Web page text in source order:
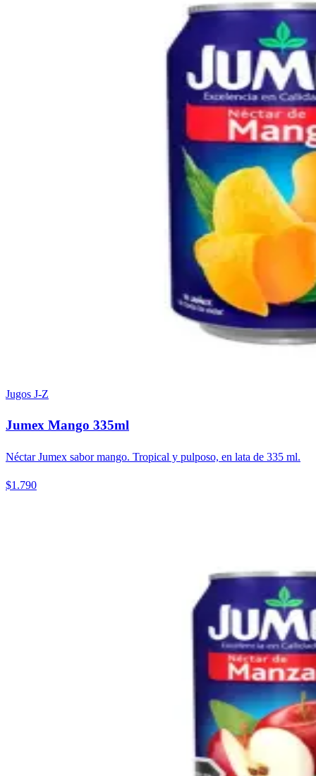
Jugos J-Z
Jumex Mango 335ml
Néctar Jumex sabor mango. Tropical y pulposo, en lata de 335 ml.
$1.790